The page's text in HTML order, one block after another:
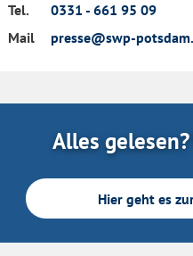
Tel.
0331 - 661 95 09
Mail
presse@swp-
Alles
Hier geht es